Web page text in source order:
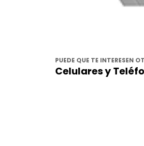
PUEDE QUE TE INTERESEN
Celulares y